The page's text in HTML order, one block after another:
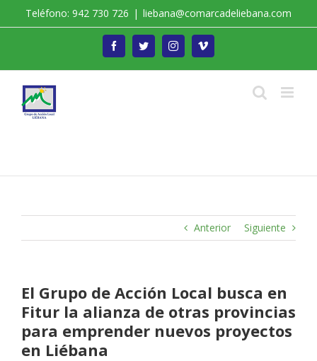
Teléfono: 942 730 726 | liebana@comarcadeliebana.com
FacebookTwitterInstagramVimeo
Anterior Siguiente
El Grupo de Acción Local busca en
Fitur la alianza de otras provincias
para emprender nuevos proyectos
en Liébana